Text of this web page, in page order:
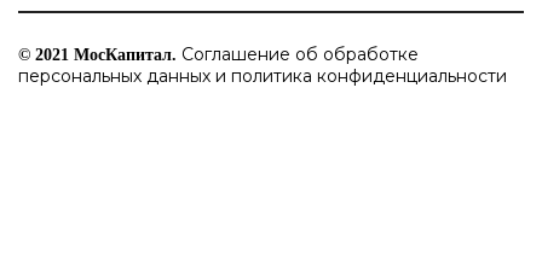
© 2021 МосКапитал. Соглашение об обработке
персональных данных и политика конфиденциальности